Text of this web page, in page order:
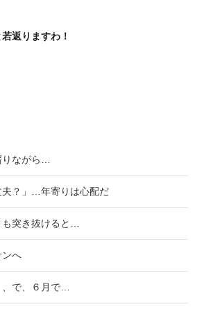
返りますわ！
ながら…
夫？」…年寄りは心配だ
も突き抜けると…
ンへ
、で、６月で…